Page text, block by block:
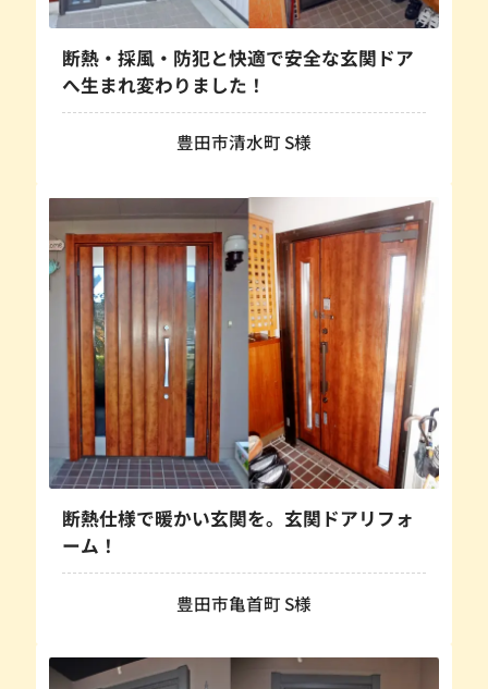
断熱・採風・防犯と快適で安全な玄関ドア
へ生まれ変わりました！
豊田市清水町 S様
断熱仕様で暖かい玄関を。玄関ドアリフォ
ーム！
豊田市亀首町 S様